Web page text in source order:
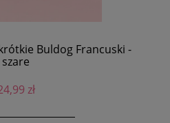
Buldog Francuski -
szare
zł